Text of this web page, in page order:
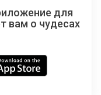
для
вам о чудесах